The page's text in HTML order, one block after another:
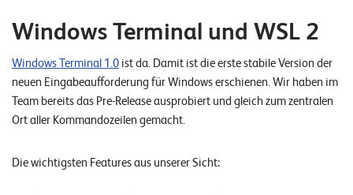
Windows Terminal und WSL 2
Windows Terminal 1.0 ist da. Damit ist die erste stabile Version der
neuen Eingabeaufforderung für Windows erschienen. Wir haben im
Team bereits das Pre-Release ausprobiert und gleich zum zentralen
Ort aller Kommandozeilen gemacht.
Die wichtigsten Features aus unserer Sicht: